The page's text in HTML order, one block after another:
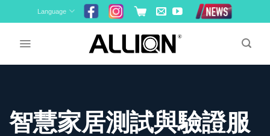
to
Language
智慧家居測試與驗證服